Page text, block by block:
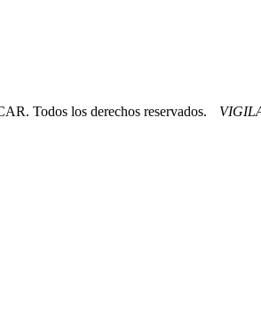
Todos los derechos reservados.